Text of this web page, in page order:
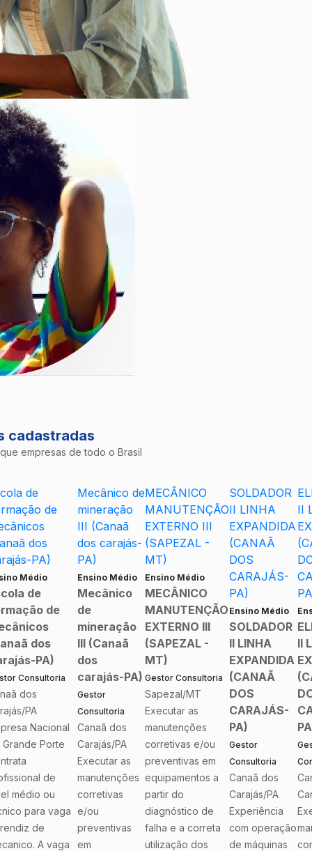
cadastradas
empresas de todo o Brasil
de
de
dos
PA)
Médio
de
de
dos
PA)
Consultoria
dos
PA
Nacional
Porte
de
médio ou
para vaga
de
A vaga
Mecânico de
mineração
III (Canaã
dos carajás-
PA)
Ensino Médio
Mecânico
de
mineração
III (Canaã
dos
carajás-PA)
Gestor
Consultoria
Canaã dos
Carajás/PA
Executar as
manutenções
corretivas
e/ou
preventivas
em
MECÂNICO
MANUTENÇÃO
EXTERNO III
(SAPEZAL -
MT)
Ensino Médio
MECÂNICO
MANUTENÇÃO
EXTERNO III
(SAPEZAL -
MT)
Gestor Consultoria
Sapezal/MT
Executar as
manutenções
corretivas e/ou
preventivas em
equipamentos a
partir do
diagnóstico de
falha e a correta
utilização dos
SOLDADOR
II LINHA
EXPANDIDA
(CANAÃ
DOS
CARAJÁS-
PA)
Ensino Médio
SOLDADOR
II LINHA
EXPANDIDA
(CANAÃ
DOS
CARAJÁS-
PA)
Gestor
Consultoria
Canaã dos
Carajás/PA
Experiência
com operação
de máquinas
II
II